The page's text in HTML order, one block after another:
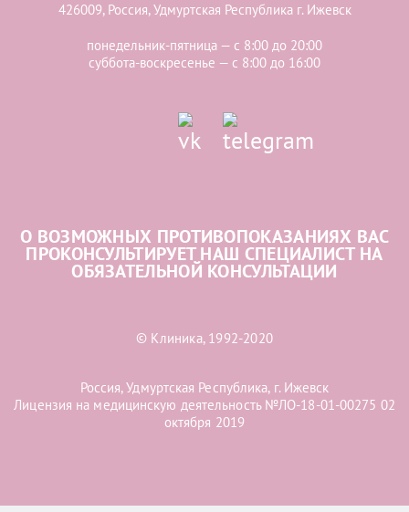
426009, Россия, Удмуртская Республика г. Ижевск
понедельник-пятница — с 8:00 до 20:00
суббота-воскресенье — с 8:00 до 16:00
О ВОЗМОЖНЫХ ПРОТИВОПОКАЗАНИЯХ ВАС
ПРОКОНСУЛЬТИРУЕТ НАШ СПЕЦИАЛИСТ НА
ОБЯЗАТЕЛЬНОЙ КОНСУЛЬТАЦИИ
© Клиника, 1992-2020
Россия, Удмуртская Республика, г. Ижевск
Лицензия на медицинскую деятельность №ЛО-18-01-00275 02
октября 2019